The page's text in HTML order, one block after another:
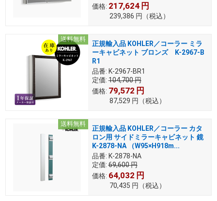
価格: 217,624 円
239,386 円 （税込）
送料無料
正規輸入品 KOHLER／コーラー ミラ
ーキャビネット ブロンズ K-2967-B
R1
品番: K-2967-BR1
定価: 104,700円
価格: 79,572 円
87,529 円 （税込）
送料無料
正規輸入品 KOHLER／コーラー カタ
ロン用 サイドミラーキャビネット 鏡
K-2878-NA （W95×H918m...
品番: K-2878-NA
定価: 69,600円
価格: 64,032 円
70,435 円 （税込）